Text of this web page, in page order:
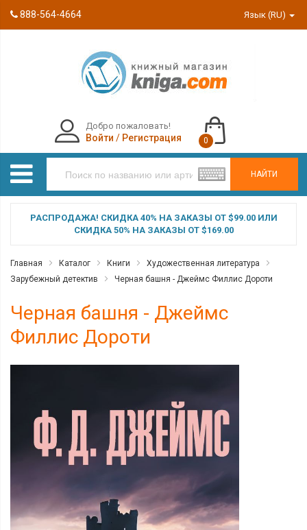
888-564-4664 Язык (RU)
НАЙТИ
Добро пожаловать!
Войти / Регистрация 0
РАСПРОДАЖА! СКИДКА 40% НА ЗАКАЗЫ ОТ $99.00 ИЛИ
СКИДКА 50% НА ЗАКАЗЫ ОТ $169.00
Главная Каталог Книги
Художественная литература
Зарубежный детектив
Черная башня - Джеймс Филлис Дороти
Черная башня - Джеймс
Филлис Дороти